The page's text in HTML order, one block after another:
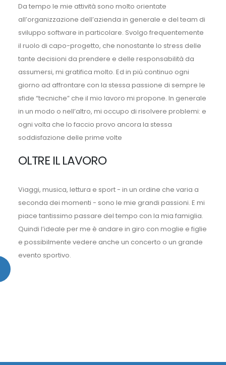
Da tempo le mie attività sono molto orientate
all’organizzazione dell’azienda in generale e del team di
sviluppo software in particolare. Svolgo frequentemente
il ruolo di capo-progetto, che nonostante lo stress delle
tante decisioni da prendere e delle responsabilità da
assumersi, mi gratifica molto. Ed in più continuo ogni
giorno ad affrontare con la stessa passione di sempre le
sfide “tecniche” che il mio lavoro mi propone. In generale
in un modo o nell’altro, mi occupo di risolvere problemi: e
ogni volta che lo faccio provo ancora la stessa
soddisfazione delle prime volte
OLTRE IL LAVORO
Viaggi, musica, lettura e sport - in un ordine che varia a
seconda dei momenti - sono le mie grandi passioni. E mi
piace tantissimo passare del tempo con la mia famiglia.
Quindi l’ideale per me è andare in giro con moglie e figlie
e possibilmente vedere anche un concerto o un grande
evento sportivo.